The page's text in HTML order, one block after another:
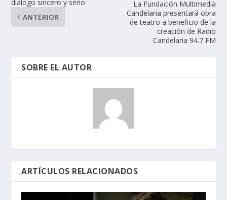
diálogo sincero y serio
ANTERIOR
La Fundación Multimedia
Candelaria presentará obra
de teatro a beneficio de la
creación de Radio
Candelaria 94.7 FM
SOBRE EL AUTOR
ARTÍCULOS RELACIONADOS